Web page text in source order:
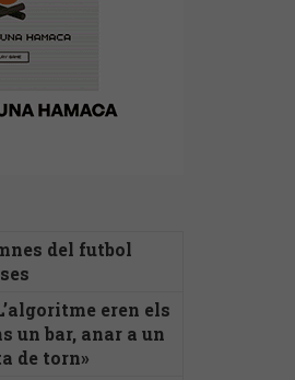
del futbol
eren els
un bar, anar a un
de torn»